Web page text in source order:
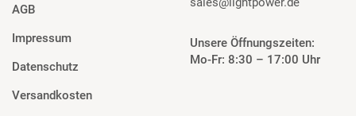
AGB
Impressum
Datenschutz
Versandkosten
Unsere Öffnungszeiten:
Mo-Fr: 8:30 – 17:00 Uhr